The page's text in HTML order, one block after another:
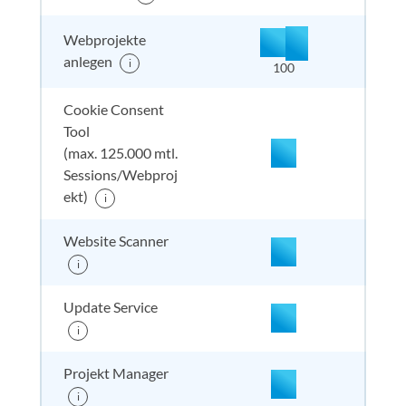
Webprojekte
anlegen
i
+
100
Cookie Consent
Tool
(max. 125.000 mtl.
Sessions/Webproj
ekt)
i
Website Scanner
i
Update Service
i
Projekt Manager
i
nicht enthaltenenthalten
nicht enthaltenenthalten
nicht enthaltenenthalten